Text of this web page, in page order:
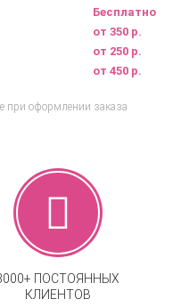
Бесплатно
от 350 р.
от 250 р.
от 450 р.
при оформлении заказа
ПОСТОЯННЫХ
КЛИЕНТОВ